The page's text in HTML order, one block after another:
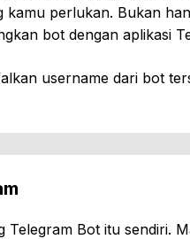
kamu perlukan. Bukan
bot dengan aplikasi
username dari bot
Bot itu sendiri.